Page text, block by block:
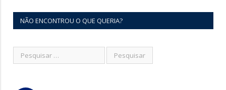
NÃO ENCONTROU O QUE QUERIA?